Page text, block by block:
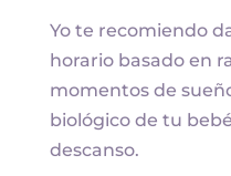
Yo te recomiendo
horario basado en
momentos de
biológico de tu
descanso.